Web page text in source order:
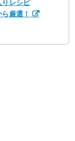
りレシピ
厳選！